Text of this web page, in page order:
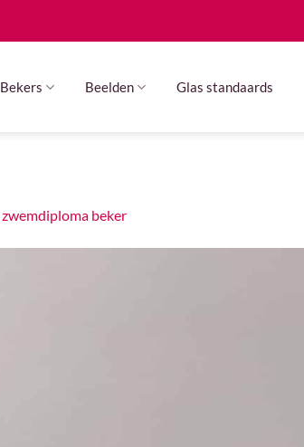
Bekers Beelden Glas standaards
zwemdiploma beker